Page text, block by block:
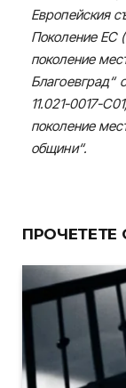
Европейския
Поколение ЕС
поколение
Благоевград“
11.021-0017-
поколение
общини“.
ПРОЧЕТЕТЕ